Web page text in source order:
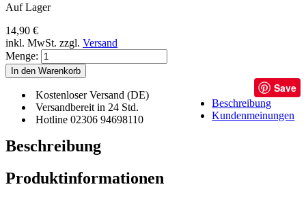
Auf Lager
14,90 €
inkl. MwSt. zzgl. Versand
Menge:
In den Warenkorb
Kostenloser Versand (DE)
Versandbereit in 24 Std.
Hotline 02306 94698110
Save
Beschreibung
Kundenmeinungen
Beschreibung
Produktinformationen